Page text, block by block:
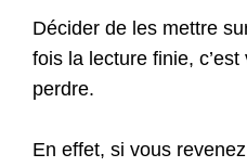
Décider de les mettre
fois la lecture finie,
perdre.
En effet, si vous